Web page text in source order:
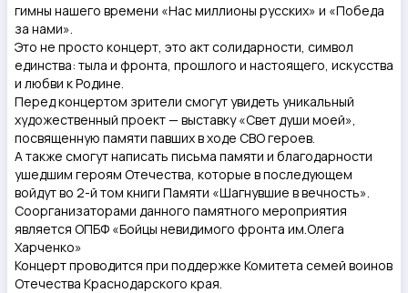
гимны нашего времени «Нас миллионы русских» и «Победа
за нами».
Это не просто концерт, это акт солидарности, символ
единства: тыла и фронта, прошлого и настоящего, искусства
и любви к Родине.
Перед концертом зрители смогут увидеть уникальный
художественный проект — выставку «Свет души моей»,
посвященную памяти павших в ходе СВО героев.
А также смогут написать письма памяти и благодарности
ушедшим героям Отечества, которые в последующем
войдут во 2-й том книги Памяти «Шагнувшие в вечность».
Соорганизаторами данного памятного мероприятия
является ОПБФ «Бойцы невидимого фронта им.Олега
Харченко»
Концерт проводится при поддержке Комитета семей воинов
Отечества Краснодарского края.